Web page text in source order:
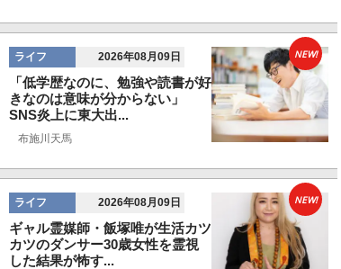
ライフ 2026年08月09日
「低学歴なのに、勉強や読書が好
きなのは意味が分からない」
SNS炎上に東大出...
布施川天馬
NEW!
ライフ 2026年08月09日
ギャル霊媒師・飯塚唯が生活カツ
カツのダンサー30歳女性を霊視
した結果が怖す...
NEW!